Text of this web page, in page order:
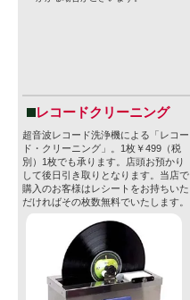
レコードクリーニング
超音波レコード洗浄機による「レコー
ド・クリーニング」。1枚￥499（税
別）1枚でも承ります。店頭お預かり
して後日引き取りとなります。当店で
購入のお客様はレシートをお持ちいた
だければその枚数無料でいたします。